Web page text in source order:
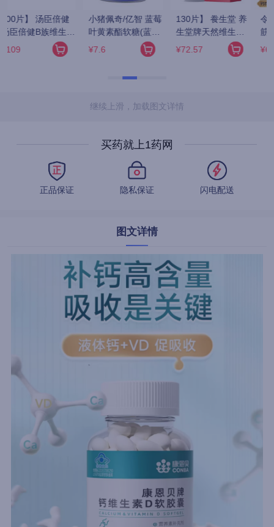
令比欣 天麻当归鹿
筋片
72g(0.6g*120)
¥6.8
同仁堂 六味地黄丸
360粒/瓶(水蜜丸)
¥13.5
九芝堂/芝 六味地黄
丸(浓缩丸) 200丸/
瓶
¥12.8
继续上滑，加载图文详情
买药就上1药网
正品保证 隐私保证 闪电配送
图文详情